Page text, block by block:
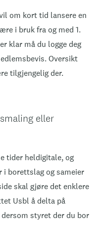
om kort tid lansere en
i bruk fra og med 1.
klar må du logge deg
Oversikt
tilgjengelig der.
eller
tider heldigitale, og
i borettslag og sameier
skal gjøre det enklere
Usbl å delta på
styret der du bor